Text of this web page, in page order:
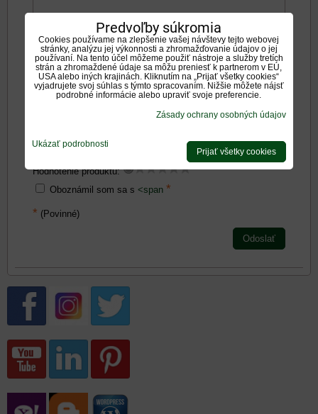
Negatíva:
Zadajte prosím hodnotenie, výhody alebo zápory - aspoň
Hodnotenie produktu:
Oboznámil som sa s <span *
* (Povinné)
Odoslať
Predvoľby súkromia
Cookies používame na zlepšenie vašej návštevy tejto webovej
stránky, analýzu jej výkonnosti a zhromažďovanie údajov o jej
používaní. Na tento účel môžeme použiť nástroje a služby tretích
strán a zhromaždené údaje sa môžu preniesť k partnerom v EÚ,
USA alebo iných krajinách. Kliknutím na „Prijať všetky cookies“
vyjadrujete svoj súhlas s týmto spracovaním. Nižšie môžete nájsť
podrobné informácie alebo upraviť svoje preferencie.
Zásady ochrany osobných údajov
Ukázať podrobnosti
Prijať všetky cookies